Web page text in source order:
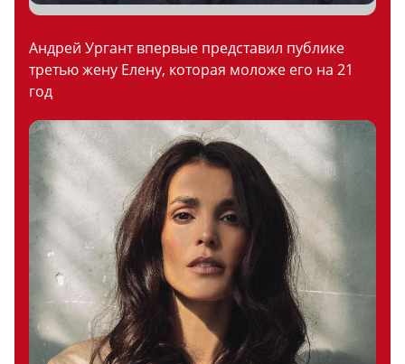
Андрей Ургант впервые представил публике
третью жену Елену, которая моложе его на 21
год